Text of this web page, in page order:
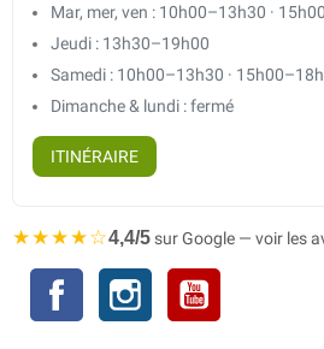
Mar, mer, ven : 10h00–13h30 ·
Jeudi : 13h30–19h00
Samedi : 10h00–13h30 ·
Dimanche & lundi : fermé
ITINÉRAIRE
★★★★☆4,4/5sur Google — voir les
Facebook Instagram